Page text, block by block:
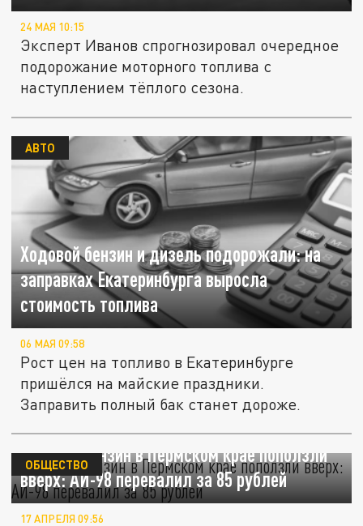
24 МАЯ 10:15
Эксперт Иванов спрогнозировал очередное
подорожание моторного топлива с
наступлением тёплого сезона.
Ходовой бензин и дизель подорожали: на
заправках Екатеринбурга выросла
стоимость топлива
АВТО
06 МАЯ 09:58
Рост цен на топливо в Екатеринбурге
пришёлся на майские праздники.
Заправить полный бак станет дороже.
Цены на бензин в Пермском крае поползли
вверх: АИ-98 перевалил за 85 рублей
ОБЩЕСТВО
17 АПРЕЛЯ 09:56